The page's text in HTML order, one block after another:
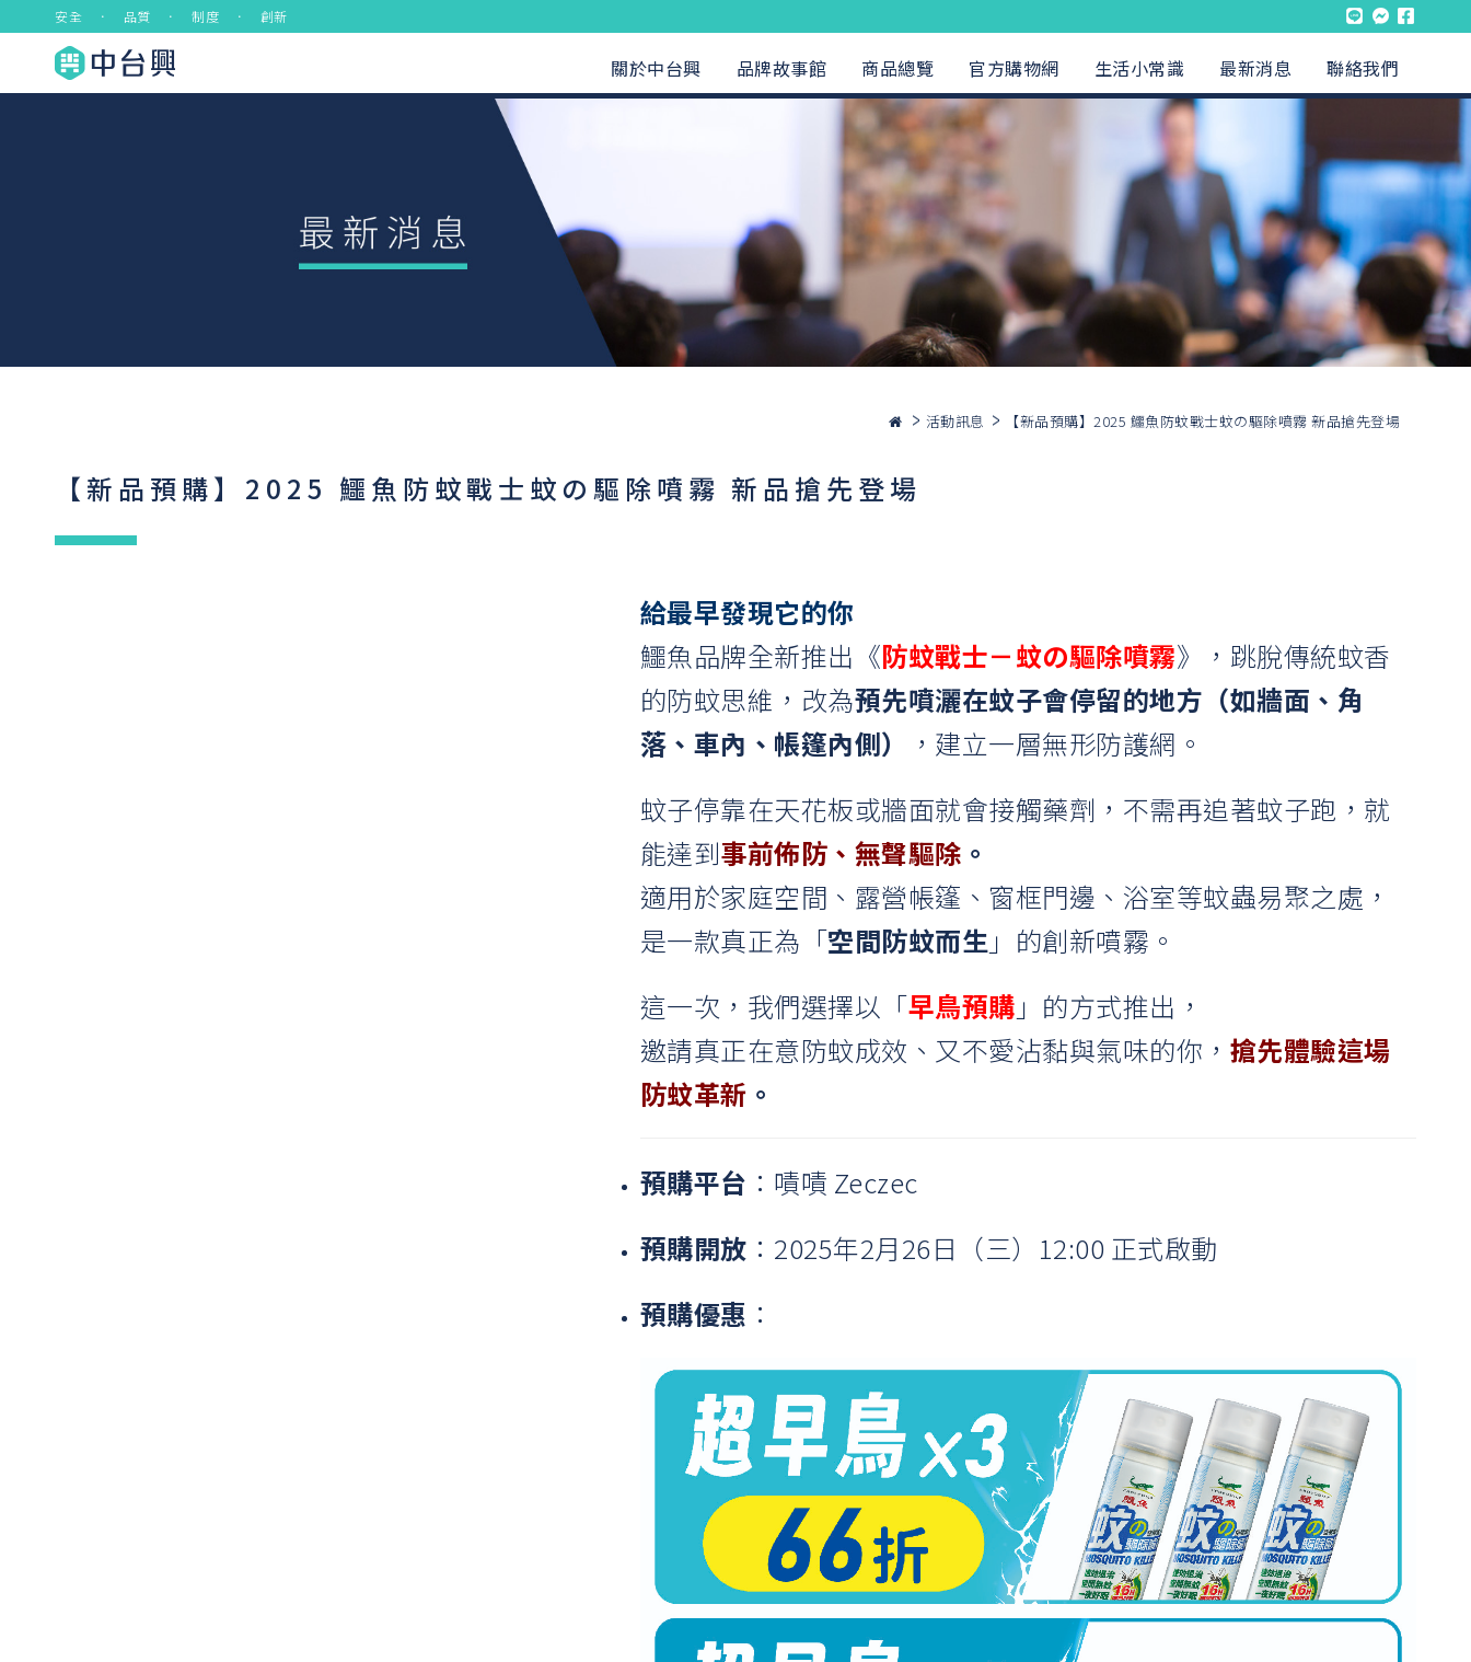
安全 ． 品質 ． 制度 ． 創新
關於中台興 品牌故事館 商品總覽 官方購物網 生活小常識 最新消息 聯絡我們
活動訊息 【新品預購】2025 鱷魚防蚊戰士蚊の驅除噴霧 新品搶先登場
【新品預購】2025 鱷魚防蚊戰士蚊の驅除噴霧 新品搶先登場
給最早發現它的你
鱷魚品牌全新推出《防蚊戰士－蚊の驅除噴霧》，跳脫傳統蚊香
的防蚊思維，改為預先噴灑在蚊子會停留的地方（如牆面、角
落、車內、帳篷內側）
，建立一層無形防護網。
蚊子停靠在天花板或牆面就會接觸藥劑，不需再追著蚊子跑，就
能達到事前佈防、無聲驅除 。
適用於家庭空間、露營帳篷、窗框門邊、浴室等蚊蟲易聚之處，
是一款真正為「空間防蚊而生 」的創新噴霧。
這一次，我們選擇以「早鳥預購 」的方式推出，
邀請真正在意防蚊成效、又不愛沾黏與氣味的你， 搶先體驗這場
防蚊革新 。
預購平台 ： 嘖嘖 Zeczec
預購開放 ：2025年2月26日（三）12:00 正式啟動
預購優惠 ：